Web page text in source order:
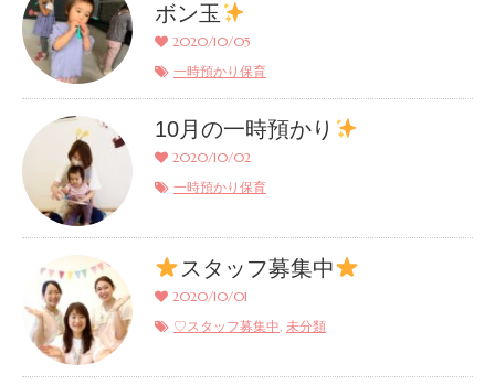
ボン玉
2020/10/05
一時預かり保育
10月の一時預かり
2020/10/02
一時預かり保育
スタッフ募集中
2020/10/01
♡スタッフ募集中, 未分類